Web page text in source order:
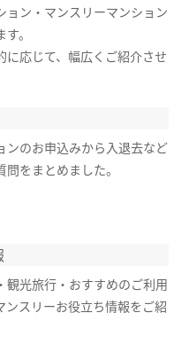
ョン・マンスリーマンション
。
に応じて、幅広くご紹介させ
ンのお申込みから入退去など
をまとめました。
観光旅行・おすすめのご利用
ンスリーお役立ち情報をご紹